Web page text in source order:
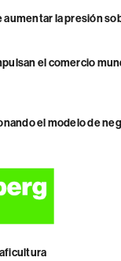
aumentar la presión
el comercio
el modelo de